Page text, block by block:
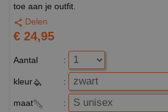
toe aan je outfit.
Delen
€ 24,95
Aantal :
kleur :
maat :